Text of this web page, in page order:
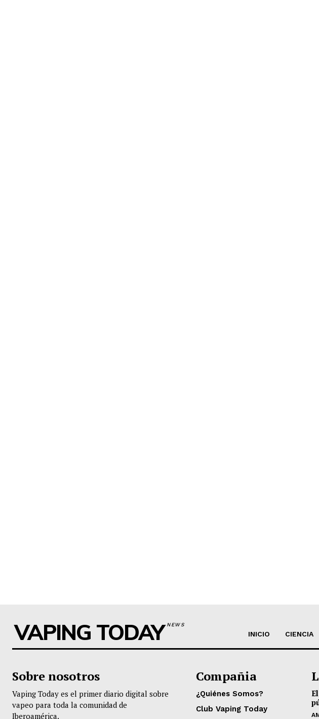
VAPING TODAYNEWS
INICIO CIENCIA
Sobre nosotros
Vaping Today es el primer diario digital sobre
vapeo para toda la comunidad de
Iberoamérica.
Compañia
¿Quiénes Somos?
Club Vaping Today